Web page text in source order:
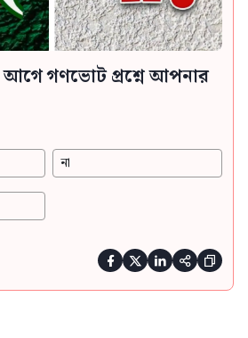
আগে গণভোট প্রশ্নে আপনার
না
    